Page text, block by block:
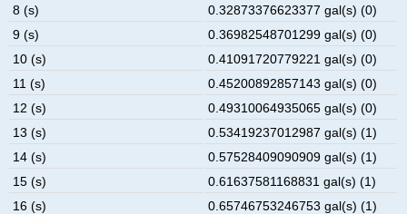
8 (s)
0.32873376623377 gal(s) (0)
9 (s)
0.36982548701299 gal(s) (0)
10 (s)
0.41091720779221 gal(s) (0)
11 (s)
0.45200892857143 gal(s) (0)
12 (s)
0.49310064935065 gal(s) (0)
13 (s)
0.53419237012987 gal(s) (1)
14 (s)
0.57528409090909 gal(s) (1)
15 (s)
0.61637581168831 gal(s) (1)
16 (s)
0.65746753246753 gal(s) (1)